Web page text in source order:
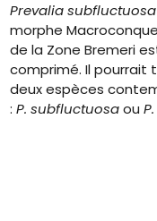
Prevalia subfluctuosa
morphe
de la Zone Bremeri
comprimé. Il pourrait
deux espèces
:P. subfluctuosaou